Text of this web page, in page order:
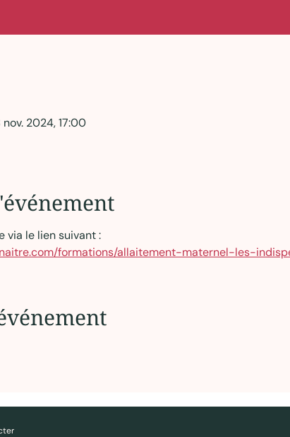
2024, 17:00
via le lien suivant :
formations/allaitement-maternel-les-